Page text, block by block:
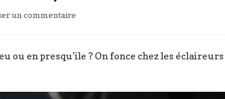
un commentaire
pâtissiers,
et
ou en presqu’ile ? On fonce chez les